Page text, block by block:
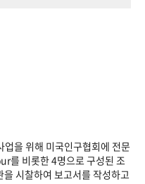
을 위해 미국인구협회에 전문
를 비롯한 4명으로 구성된 조
시찰하여 보고서를 작성하고